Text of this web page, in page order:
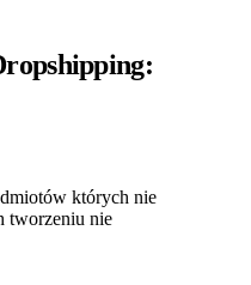
których nie
tworzeniu nie